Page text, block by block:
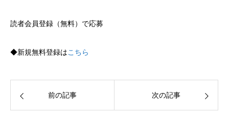
読者会員登録（無料）で応募
◆新規無料登録はこちら
前の記事 次の記事